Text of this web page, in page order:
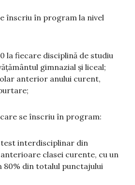
înscriu în program la nivel
la fiecare disciplină de studiu
gimnazial și liceal;
anterior anului curent,
se înscriu în program:
test interdisciplinar din
clasei curente, cu un
80% din totalul punctajului